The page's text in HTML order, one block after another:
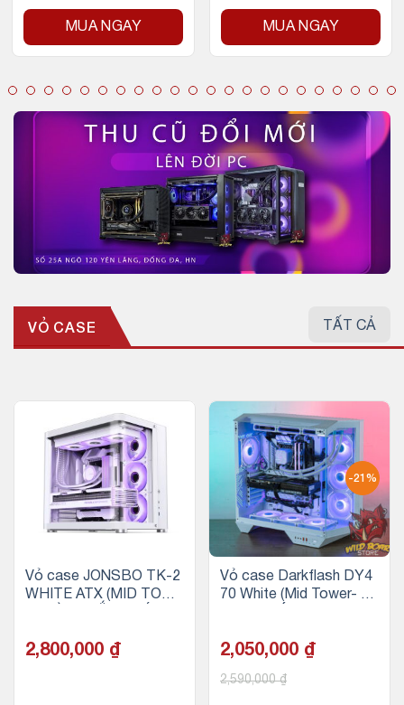
MUA NGAY MUA NGAY
VỎ CASE
Vỏ case JONSBO TK-2
WHITE ATX (MID TOWE
2,800,000 ₫
-21%
Vỏ case Darkflash DY4
70 White (Mid Tower- AT
2,050,000 ₫
2,590,000₫
TẤT CẢ